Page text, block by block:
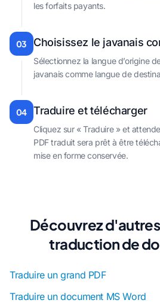
les forfaits payants.
03 Choisissez le javanais
Sélectionnez la langue d’origine
javanais comme langue de
04 Traduire et télécharger
Cliquez sur « Traduire » et
PDF traduit sera prêt à être
mise en forme conservée.
Découvrez
traduction de
Traduire un grand PDF
Traduire un document MS Word